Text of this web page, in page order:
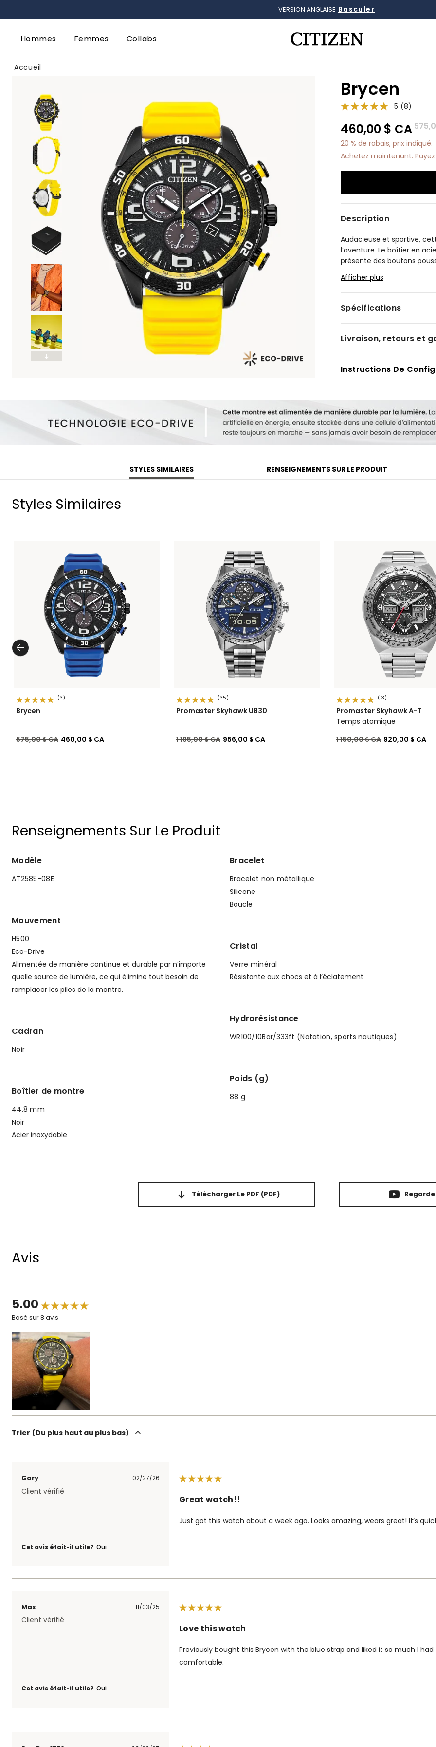
LIVRAISON GRATUITE, RETOURS SANS FRAIS
VERSION ANGLAISE Basculer
Hommes Femmes Collabs
Accueil
Brycen
5 (8)
Prix
460,00 $ CA
20 % de rabais, prix indiqué.
Achetez maintenant.
Description
Audacieuse et sportive,
l’aventure. Le boîtier en
présente des boutons
durable assure le maintien
Doté de marqueurs bien
jaune, le cadran reflète
comprennent un
12/24 et un indicateur de
haute performance Brycen
jusqu’à 100 mètres.
Modèle #:AT2585-08E
Afficher plus
Spécifications
Livraison, retours et
Instructions De
STYLES SIMILAIRES RENSEIGNEMENTS SUR LE PRODUIT
Styles Similaires
(3)
Brycen
Prix réduit de
575,00 $ CAà460,00 $ CA
(35)
Promaster Skyhawk U830
Prix réduit de
1 195,00 $ CAà956,00 $ CA
(13)
Promaster Skyhawk A-T
Temps atomique
Prix réduit de
1 150,00 $ CAà920,00 $ CA
Renseignements Sur Le Produit
Modèle
AT2585-08E
Mouvement
H500
Eco-Drive
Alimentée de manière continue et durable par n’importe
quelle source de lumière, ce qui élimine tout besoin de
remplacer les piles de la montre.
Cadran
Noir
Boîtier de montre
44.8 mm
Noir
Acier inoxydable
Bracelet
Bracelet non métallique
Silicone
Boucle
Cristal
Verre minéral
Résistante aux chocs et à l’éclatement
Hydrorésistance
WR100/10Bar/333ft (Natation, sports nautiques)
Poids (g)
88 g
Télécharger Le PDF (PDF)
Avis
5.00
Basé sur 8 avis
Trier Du plus haut au plus bas
Gary 02/27/26
Client vérifié
Cet avis était-il utile? Oui
Great watch!!
Just got this watch about a week ago. Looks amazing, wears great! It’s
Max 11/03/25
Client vérifié
Cet avis était-il utile? Oui
Love this watch
Previously bought this Brycen with the blue strap and liked it so much I
comfortable.
Ajouté à Gérer la liste